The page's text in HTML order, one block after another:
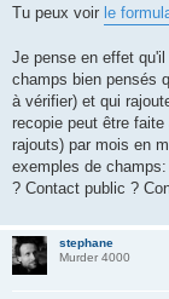
Tu peux voir le
Je pense en effet
champs bien pensés
à vérifier) et qui
recopie peut être
rajouts) par mois en
exemples de
? Contact public ?
stephane
Murder 4000